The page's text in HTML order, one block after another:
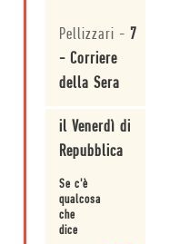
novecentesca
europea.
Pellizzari - 7
- Corriere
della Sera
Un saggio
straordinario,
considerato
uno dei
capisaldi del
new football
writing.
il Venerdì di
Repubblica
Se c'è
qualcosa
che
dice